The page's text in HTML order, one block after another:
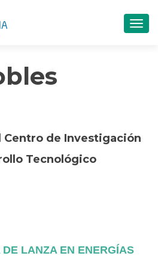
Centro de Investigación
Tecnológico
LANZA EN ENERGÍAS